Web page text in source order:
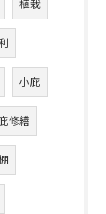
植栽
小庇
修繕